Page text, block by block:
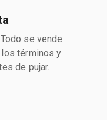
se vende
términos y
de pujar.